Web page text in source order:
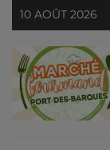
10 AOÛT 2026